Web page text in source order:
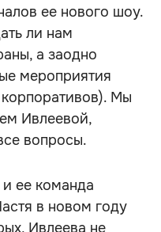
ее нового шоу.
ли нам
а заодно
мероприятия
корпоративов). Мы
Ивлеевой,
вопросы.
ее команда
в новом году
Ивлеева не